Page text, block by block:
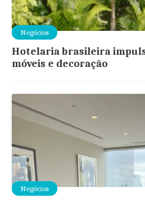
Negócios
Hotelaria brasileira
móveis e decoração
Negócios